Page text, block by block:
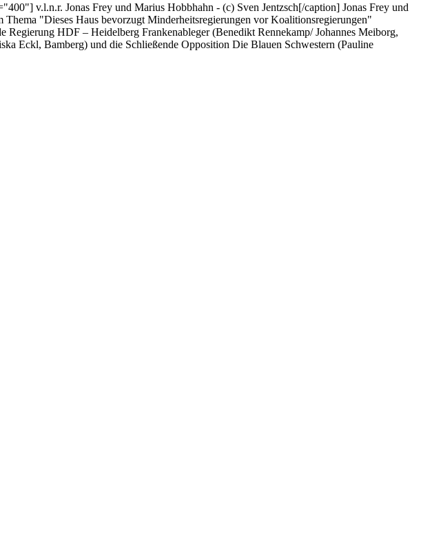
v.l.n.r. Jonas Frey und Marius Hobbhahn - (c) Sven Jentzsch[/caption] Jonas Frey und
"Dieses Haus bevorzugt Minderheitsregierungen vor Koalitionsregierungen"
HDF – Heidelberg Frankenableger (Benedikt Rennekamp/ Johannes Meiborg,
Eckl, Bamberg) und die Schließende Opposition Die Blauen Schwestern (Pauline